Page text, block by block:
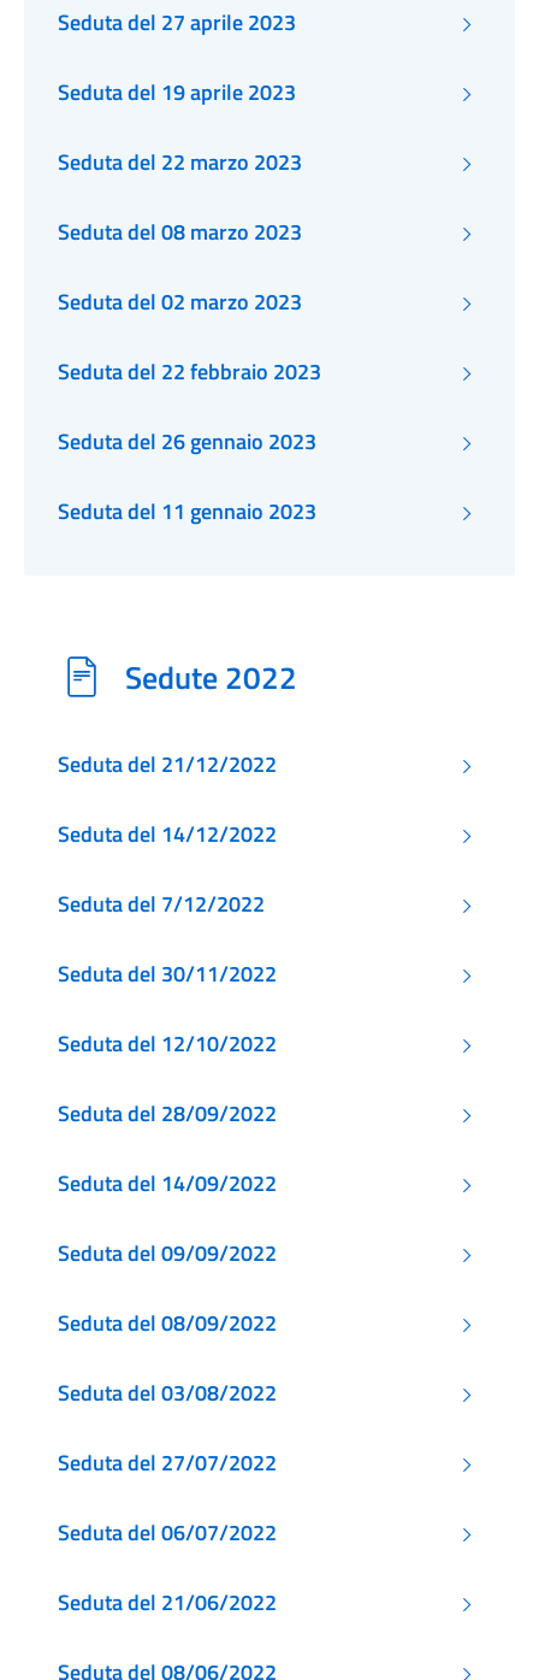
Seduta del 27 aprile 2023
Seduta del 19 aprile 2023
Seduta del 22 marzo 2023
Seduta del 08 marzo 2023
Seduta del 02 marzo 2023
Seduta del 22 febbraio 2023
Seduta del 26 gennaio 2023
Seduta del 11 gennaio 2023
Sedute 2022
Seduta del 21/12/2022
Seduta del 14/12/2022
Seduta del 7/12/2022
Seduta del 30/11/2022
Seduta del 12/10/2022
Seduta del 28/09/2022
Seduta del 14/09/2022
Seduta del 09/09/2022
Seduta del 08/09/2022
Seduta del 03/08/2022
Seduta del 27/07/2022
Seduta del 06/07/2022
Seduta del 21/06/2022
Seduta del 08/06/2022